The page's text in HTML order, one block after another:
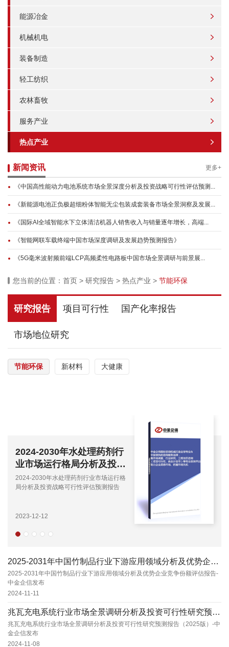
能源冶金
机械机电
装备制造
轻工纺织
农林畜牧
服务产业
热点产业
新闻资讯 更多+
《中国高性能动力电池系统市场全景深度分析及投资战略可行性评估预测...
《新能源电池正负极超细粉体智能无尘包装成套装备市场全景洞察及发展...
《国际AI全域智能水下立体清洁机器人销售收入与销量逐年增长，高端...
《智能网联车载终端中国市场深度调研及发展趋势预测报告》
《5G毫米波射频前端LCP高频柔性电路板中国市场全景调研与前景展...
您当前的位置： 首页 > 研究报告 > 热点产业 > 节能环保
研究报告 项目可行性 国产化率报告
市场地位研究
节能环保 新材料 大健康
2024-2030年水处理药剂行
业市场运行格局分析及投资
战略可行性评估预测报告
2024-2030年水处理药剂行业市场运行格
局分析及投资战略可行性评估预测报告
2023-12-12
2025-2031年中国竹制品行业下游应用领域分析及优势企业竞争份额评估报告-中金企信发布...
2025-2031年中国竹制品行业下游应用领域分析及优势企业竞争份额评估报告-
中金企信发布
2024-11-11
兆瓦充电系统行业市场全景调研分析及投资可行性研究预测报告（2025版）-中金企信发布
兆瓦充电系统行业市场全景调研分析及投资可行性研究预测报告（2025版）-中
金企信发布
2024-11-08